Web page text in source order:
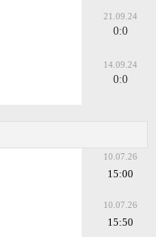
21.09.24
0:0
14.09.24
0:0
10.07.26
15:00
10.07.26
15:50